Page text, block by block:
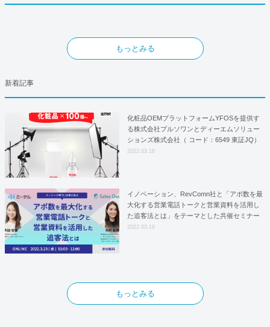
もっとみる
新着記事
化粧品OEMプラットフォームYFOSを提供す
る株式会社プルソワンとディーエムソリュー
ションズ株式会社（ コード：6549 東証JQ）
はYFOSにおけるロジスティクスパートナー
2022.03.16
イノベーション、RevComn社と「アポ数を最
大化する営業電話トークと営業資料を活用し
た追客法とは」をテーマとした共催セミナー
を開催！
2022.03.16
もっとみる